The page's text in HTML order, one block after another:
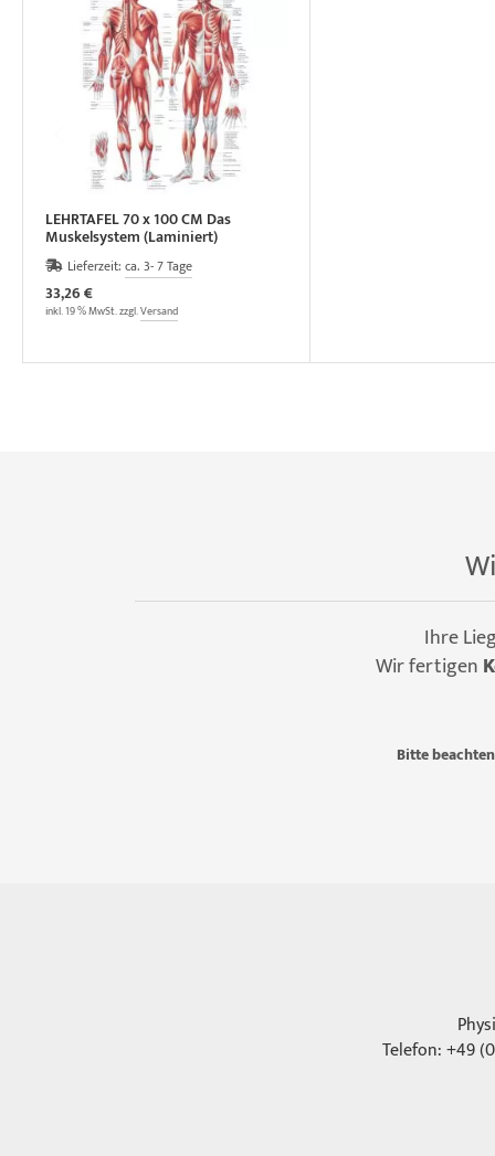
LEHRTAFEL 70 x 100 CM Das
Muskelsystem (Laminiert)
Lieferzeit: ca. 3- 7 Tage
33,26 €
inkl. 19 % MwSt. zzgl.Versand
Ihre
Wir fertigen
Bitte
Telefon: +49